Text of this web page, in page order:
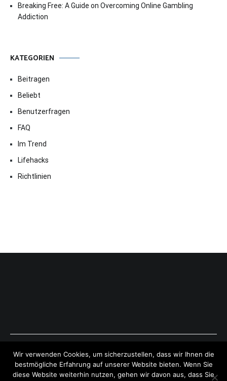
Breaking Free: A Guide on Overcoming Online Gambling
Addiction
KATEGORIEN
Beitragen
Beliebt
Benutzerfragen
FAQ
Im Trend
Lifehacks
Richtlinien
Copyright © 2026ExpressAntworten.com . All rights reserved.
Theme:Cenote by ThemeGrill. Powered byWordPress .
Wir verwenden Cookies, um sicherzustellen, dass wir Ihnen die
bestmögliche Erfahrung auf unserer Website bieten. Wenn Sie
diese Website weiterhin nutzen, gehen wir davon aus, dass Sie